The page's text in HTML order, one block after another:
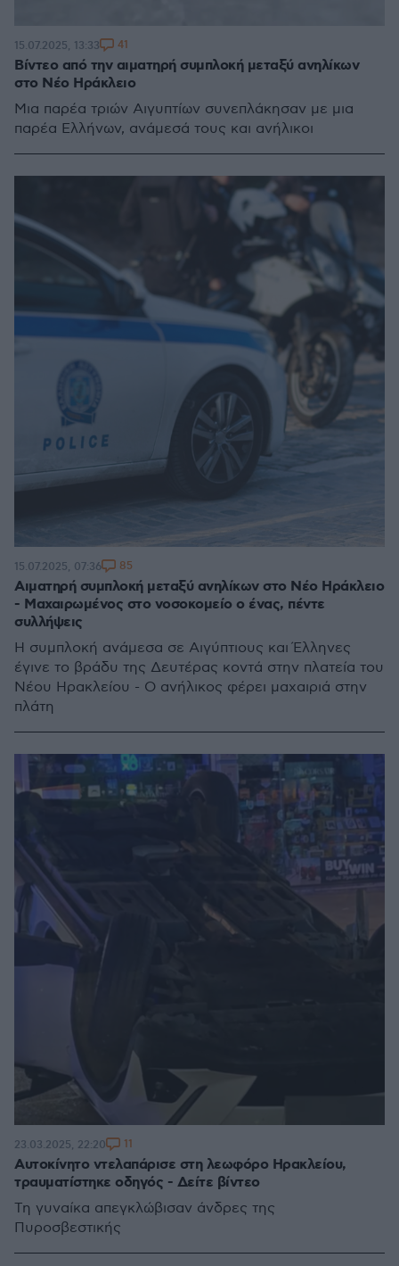
Βίντεο από την αιματηρή συμπλοκή μεταξύ ανηλίκων
στο Νέο Ηράκλειο
Μια παρέα τριών Αιγυπτίων συνεπλάκησαν με μια
παρέα Ελλήνων, ανάμεσά τους και ανήλικοι
15.07.2025, 13:33 41
Αιματηρή συμπλοκή μεταξύ ανηλίκων στο Νέο Ηράκλειο
- Μαχαιρωμένος στο νοσοκομείο ο ένας, πέντε
συλλήψεις
Η συμπλοκή ανάμεσα σε Αιγύπτιους και Έλληνες
έγινε το βράδυ της Δευτέρας κοντά στην πλατεία του
Νέου Ηρακλείου - Ο ανήλικος φέρει μαχαιριά στην
πλάτη
15.07.2025, 07:36 85
Αυτοκίνητο ντελαπάρισε στη λεωφόρο Ηρακλείου,
τραυματίστηκε οδηγός - Δείτε βίντεο
Τη γυναίκα απεγκλώβισαν άνδρες της
Πυροσβεστικής
23.03.2025, 22:20 11